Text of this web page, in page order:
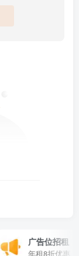
广告位招租
年租8折优惠